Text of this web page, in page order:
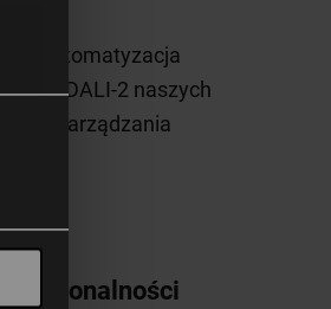
automatyzacja
DALI-2 naszych
zarządzania